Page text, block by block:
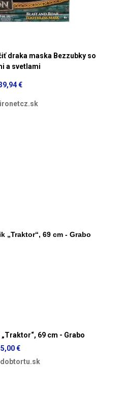
draka maska Bezzubky so
a svetlami
€
69 cm - Grabo
5,00 €